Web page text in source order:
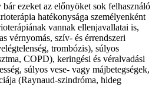
ezeket az előnyöket sok felhasználó
hatékonysága személyenként
vannak ellenjavallatai is,
vérnyomás, szív- és érrendszeri
trombózis), súlyos
COPD), keringési és véralvadási
súlyos vese- vagy májbetegségek,
(Raynaud-szindróma, hideg